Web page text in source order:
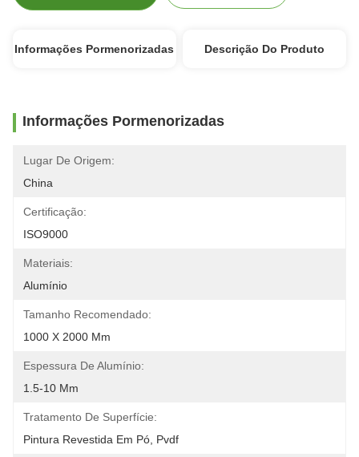
Informações Pormenorizadas Descrição Do Produto
Informações Pormenorizadas
Lugar De Origem:
China
Certificação:
ISO9000
Materiais:
Alumínio
Tamanho Recomendado:
1000 X 2000 Mm
Espessura De Alumínio:
1.5-10 Mm
Tratamento De Superfície:
Pintura Revestida Em Pó, Pvdf